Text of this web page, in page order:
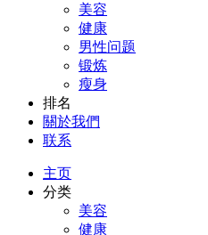
美容
健康
男性问题
锻炼
瘦身
排名
關於我們
联系
主页
分类
美容
健康